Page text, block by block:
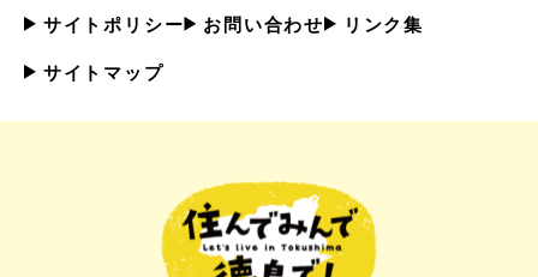
サイトポリシー お問い合わせ リンク集
サイトマップ